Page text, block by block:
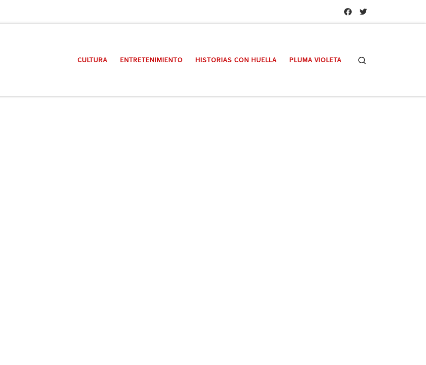
CULTURA ENTRETENIMIENTO HISTORIAS CON HUELLA PLUMA VIOLETA